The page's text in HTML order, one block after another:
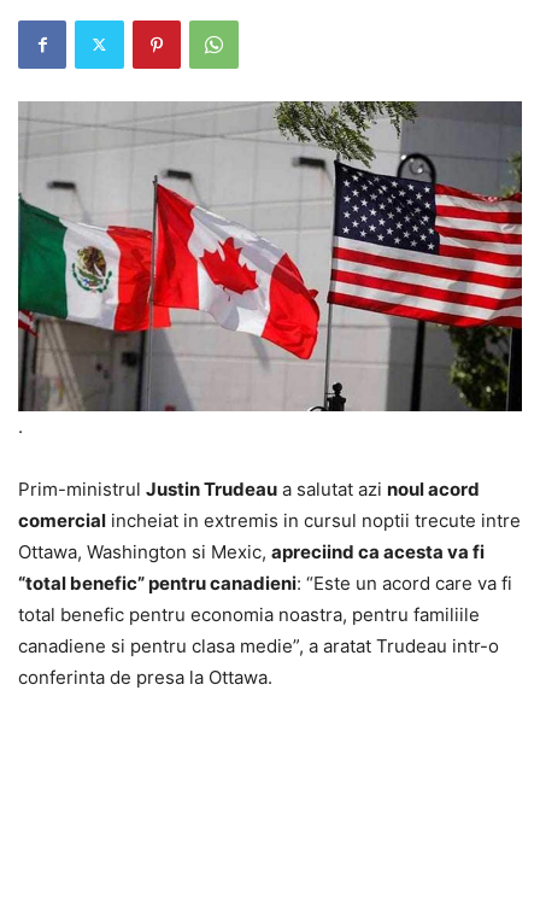
.
Prim-ministrul Justin Trudeau a salutat azi noul acord
comercial incheiat in extremis in cursul noptii trecute intre
Ottawa, Washington si Mexic, apreciind ca acesta va fi
“total benefic” pentru canadieni: “Este un acord care va fi
total benefic pentru economia noastra, pentru familiile
canadiene si pentru clasa medie”, a aratat Trudeau intr-o
conferinta de presa la Ottawa.